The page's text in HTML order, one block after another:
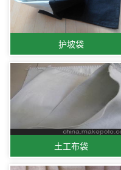
护坡袋
土工布袋